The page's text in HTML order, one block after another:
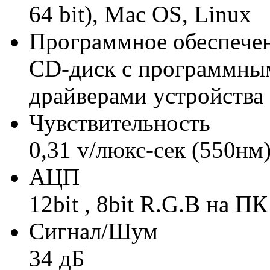
64 bit), Mac OS, Linux
Программное
CD-диск с
драйверами устройства
Чувствительность
0,31 v/люкс-сек
АЦП
12bit , 8bit R.G.B на ПК
Сигнал/Шум
34 дБ